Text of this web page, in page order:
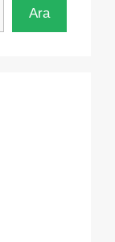
Ara